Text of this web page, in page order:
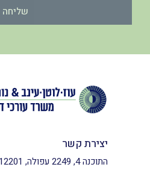
שליחה
יצירת קשר
התוכנה 4, 2249 עפולה, 1812201